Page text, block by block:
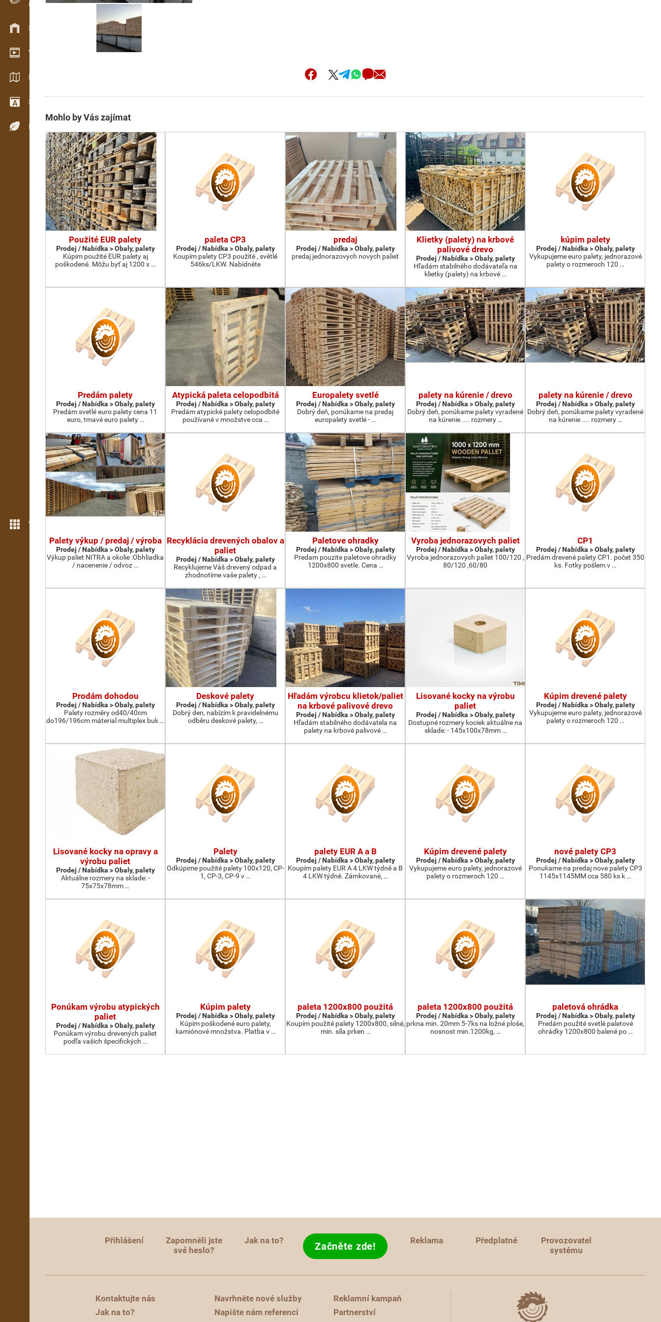
Evidence dřeva v terénu
Skladové hospodářství
Video showroom
Katalogy / Brožury
Slovník
Dřeviny
Více možností
Mohlo by Vás zajímat
Použité EUR palety
Prodej / Nabídka > Obaly, palety
Kúpim použité EUR palety aj
poškodené. Môžu byť aj 1200 x …
paleta CP3
Prodej / Nabídka > Obaly, palety
Koupím palety CP3 použité , světlé
546ks/LKW. Nabídněte
predaj
Prodej / Nabídka > Obaly, palety
predaj jednorazovych novych paliet
Klietky (palety) na krbové
palivové drevo
Prodej / Nabídka > Obaly, palety
Hľadám stabilného dodávateľa na
klietky (palety) na krbové …
kúpim palety
Prodej / Nabídka > Obaly, palety
Vykupujeme euro palety, jednorazové
palety o rozmeroch 120 …
Predám palety
Prodej / Nabídka > Obaly, palety
Predám svetlé euro palety cena 11
euro, tmavé euro palety …
Atypická paleta celopodbitá
Prodej / Nabídka > Obaly, palety
Predám atypické palety celopodbité
používané v množstve cca …
Europalety svetlé
Prodej / Nabídka > Obaly, palety
Dobrý deň, ponúkame na predaj
europalety svetlé - …
palety na kúrenie / drevo
Prodej / Nabídka > Obaly, palety
Dobrý deň, ponúkame palety vyradené
na kúrenie .... rozmery …
palety na kúrenie / drevo
Prodej / Nabídka > Obaly, palety
Dobrý deň, ponúkame palety vyradené
na kúrenie .... rozmery …
Palety výkup / predaj / výroba
Prodej / Nabídka > Obaly, palety
Výkup paliet NITRA a okolie :Obhliadka
/ nacenenie / odvoz …
Recyklácia drevených obalov a
paliet
Prodej / Nabídka > Obaly, palety
Recyklujeme Váš drevený odpad a
zhodnotíme vaše palety , …
Paletove ohradky
Prodej / Nabídka > Obaly, palety
Predam pouzite paletove ohradky
1200x800 svetle. Cena …
Vyroba jednorazovych paliet
Prodej / Nabídka > Obaly, palety
Vyroba jednorazovych paliet 100/120 ,
80/120 ,60/80
CP1
Prodej / Nabídka > Obaly, palety
Predám drevené palety CP1. počet 350
ks. Fotky pošlem v …
Prodám dohodou
Prodej / Nabídka > Obaly, palety
Palety rozměry od40/40cm
do196/196cm máterial multiplex buk …
Deskové palety
Prodej / Nabídka > Obaly, palety
Dobrý den, nabízím k pravidelnému
odběru deskové palety, …
Hľadám výrobcu klietok/paliet
na krbové palivové drevo
Prodej / Nabídka > Obaly, palety
Hľadám stabilného dodávatela na
palety na krbové palivové …
Lisované kocky na výrobu
paliet
Prodej / Nabídka > Obaly, palety
Dostupné rozmery kociek aktuálne na
sklade: - 145x100x78mm …
Kúpim drevené palety
Prodej / Nabídka > Obaly, palety
Vykupujeme euro palety, jednorazové
palety o rozmeroch 120 …
Lisované kocky na opravy a
výrobu paliet
Prodej / Nabídka > Obaly, palety
Aktuálne rozmery na sklade: -
75x75x78mm …
Palety
Prodej / Nabídka > Obaly, palety
Odkúpime použité palety 100x120, CP-
1, CP-3, CP-9 v …
palety EUR A a B
Prodej / Nabídka > Obaly, palety
Koupím palety EUR A 4 LKW týdně a B
4 LKW týdně. Zámkované, …
Kúpim drevené palety
Prodej / Nabídka > Obaly, palety
Vykupujeme euro palety, jednorazové
palety o rozmeroch 120 …
nové palety CP3
Prodej / Nabídka > Obaly, palety
Ponukame na predaj nove palety CP3
1145x1145MM cca 580 ks k …
Ponúkam výrobu atypických
paliet
Prodej / Nabídka > Obaly, palety
Ponúkam výrobu drevených paliet
podľa vašich špecifických …
Kúpim palety
Prodej / Nabídka > Obaly, palety
Kúpim poškodené euro palety,
kamiónové množstva. Platba v …
paleta 1200x800 použitá
Prodej / Nabídka > Obaly, palety
Koupím použité palety 1200x800, silné,
min. síla prken …
paleta 1200x800 použitá
Prodej / Nabídka > Obaly, palety
prkna min. 20mm 5-7ks na ložné ploše,
nosnost min.1200kg, …
paletová ohrádka
Prodej / Nabídka > Obaly, palety
Predám použité svetlé paletové
ohrádky 1200x800 balené po …
Přihlášení
Zapomněli jste
své heslo?
Jak na to? Začněte zde! Reklama Předplatné
Provozovatel
systému
Kontaktujte nás
Jak na to?
Navrhněte nové služby
Napište nám referenci
Reklamní kampaň
Partnerství